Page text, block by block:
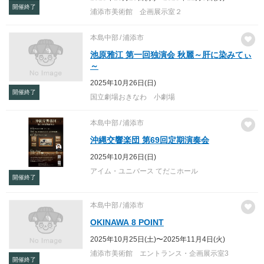
開催終了
浦添市美術館 企画展示室２
開催終了
本島中部 浦添市
池原雅江 第一回独演会 秋麗～肝に染みてぃ
～
2025年10月26日(日)
国立劇場おきなわ 小劇場
開催終了
本島中部 浦添市
沖縄交響楽団 第69回定期演奏会
2025年10月26日(日)
アイム・ユニバース てだこホール
開催終了
本島中部 浦添市
OKINAWA 8 POINT
2025年10月25日(土)〜2025年11月4日(火)
浦添市美術館 エントランス・企画展示室3